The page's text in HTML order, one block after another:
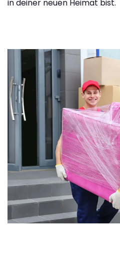
in deiner neuen Heimat bist.